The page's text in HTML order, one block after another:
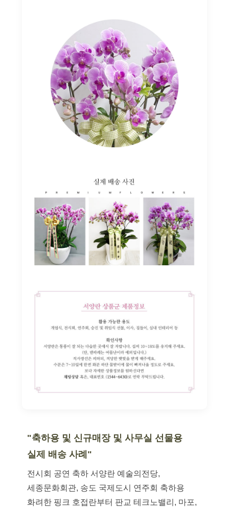
"축하용 및 신규매장 및 사무실 선물용
실제 배송 사례"
전시회 공연 축하 서양란 예술의전당,
세종문화회관, 송도 국제도시 연주회 축하용
화려한 핑크 호접란부터 판교 테크노밸리, 마포,